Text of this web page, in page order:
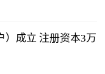
）成立 注册资本3万